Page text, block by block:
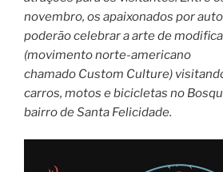
novembro, os apaixonados por
poderão celebrar a arte de
(movimento norte-americano
chamado Custom Culture)
carros, motos e bicicletas no
bairro de Santa Felicidade.